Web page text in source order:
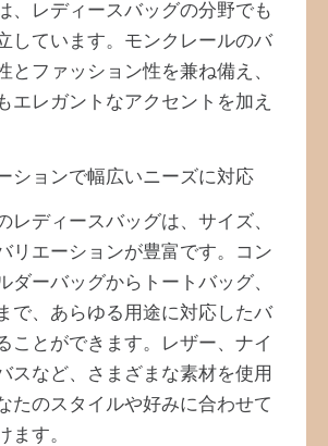
、レディースバッグの分野でも
しています。モンクレールのバ
とファッション性を兼ね備え、
エレガントなアクセントを加え
ションで幅広いニーズに対応
レディースバッグは、サイズ、
リエーションが豊富です。コン
ダーバッグからトートバッグ、
で、あらゆる用途に対応したバ
ことができます。レザー、ナイ
スなど、さまざまな素材を使用
たのスタイルや好みに合わせて
ます。